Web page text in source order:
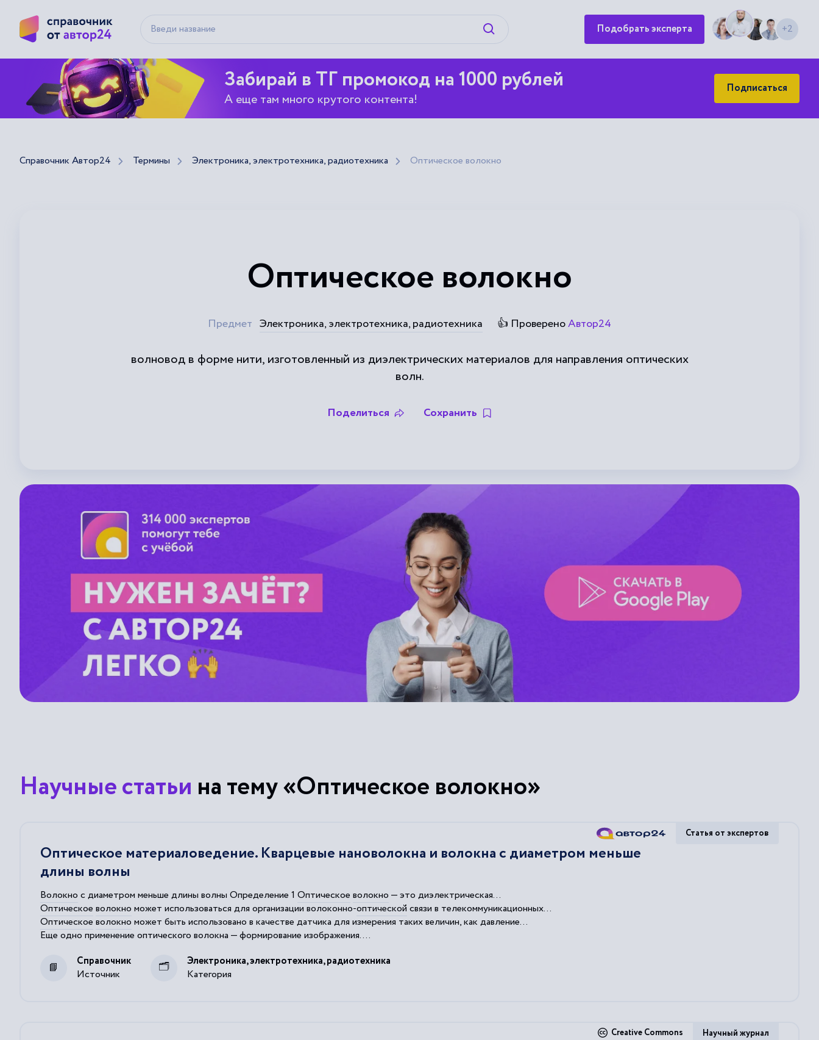
Искать Подобрать эксперта +2
Забирай в ТГ промокод на 1000 рублей
А еще там много крутого контента!
Подписаться
Справочник Автор24 Термины Электроника, электротехника, радиотехника Оптическое волокно
Оптическое волокно
Предмет Электроника, электротехника, радиотехника 👍 ПровереноАвтор24
волновод в форме нити, изготовленный из диэлектрических материалов для направления оптических
волн.
Поделиться Сохранить
Научные статьи на тему «Оптическое волокно»
Оптическое материаловедение. Кварцевые нановолокна и волокна с диаметром меньше
длины волны
Волокно с диаметром меньше длины волны Определение 1 Оптическое волокно — это диэлектрическая...
Оптическое волокно может использоваться для организации волоконно-оптической связи в телекоммуникационных...
Оптическое волокно может быть использовано в качестве датчика для измерения таких величин, как давление...
Еще одно применение оптического волокна — формирование изображения....
Источник
Справочник
Категория
Электроника, электротехника, радиотехника
Статья от экспертов
Creative Commons Научный журнал